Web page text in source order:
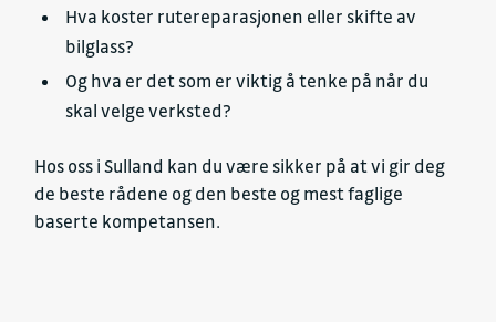
Hva koster rutereparasjonen eller skifte av
bilglass?
Og hva er det som er viktig å tenke på når du
skal velge verksted?
Hos oss i Sulland kan du være sikker på at vi gir deg
de beste rådene og den beste og mest faglige
baserte kompetansen.